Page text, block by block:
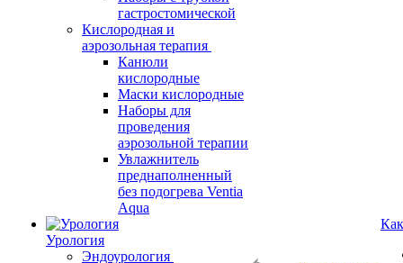
гастростомической
Кислородная и
аэрозольная терапия
Канюли
кислородные
Маски кислородные
Наборы для
проведения
аэрозольной терапии
Увлажнитель
преднаполненный
без подогрева Ventia
Aqua
Урология
Эндоурология